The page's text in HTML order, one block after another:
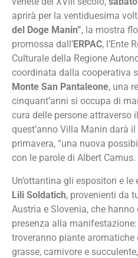
aprirà per la ventiduesima
del Doge Manin”, la mostra
promossa dall’ERPAC, l’Ente
Culturale della Regione
coordinata dalla cooperativa
Monte San Pantaleone, una
cinquant’anni si occupa di
cura delle persone attraverso
quest’anno Villa Manin darà il
primavera, “una nuova
con le parole di Albert Camus.
Un’ottantina gli espositori e
Lili Soldatich, provenienti da
Austria e Slovenia, che
presenza alla
troveranno piante
grasse, carnivore e